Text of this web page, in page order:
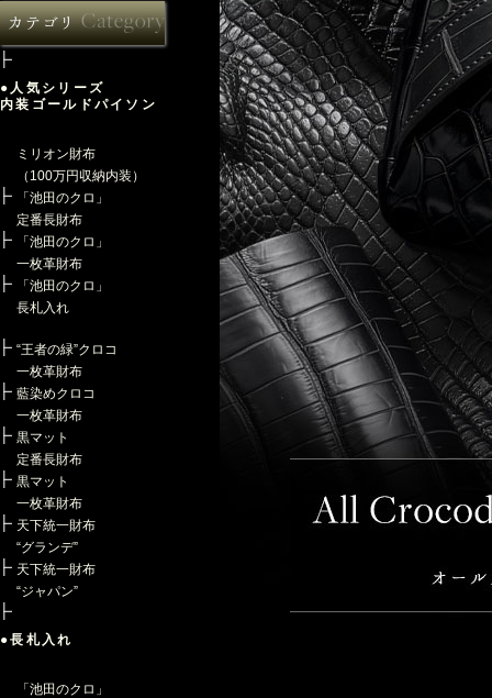
●人気シリーズ
内装ゴールドパイソン
ミリオン財布
（100万円収納内装）
「池田のクロ」
定番長財布
「池田のクロ」
一枚革財布
「池田のクロ」
長札入れ
“王者の緑”クロコ
一枚革財布
藍染めクロコ
一枚革財布
黒マット
定番長財布
黒マット
一枚革財布
天下統一財布
“グランデ”
天下統一財布
“ジャパン”
●長札入れ
「池田のクロ」